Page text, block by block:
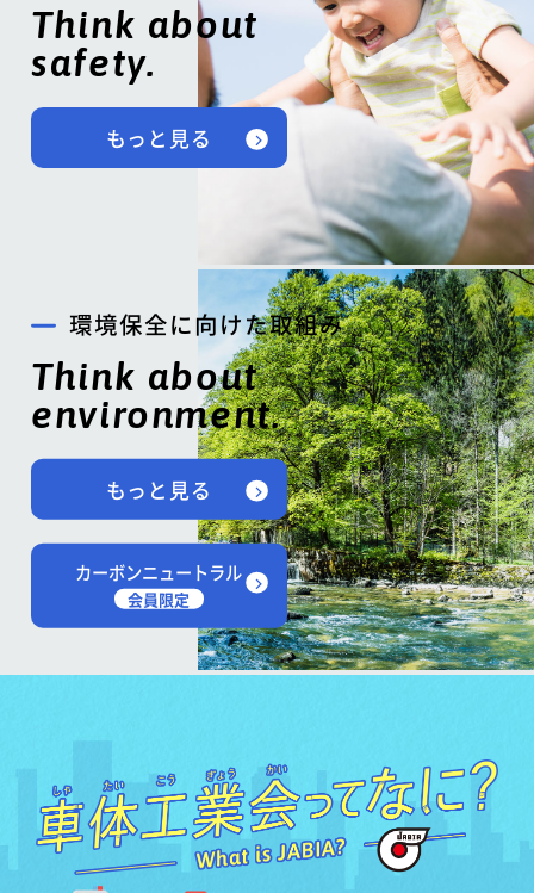
Think about
safety.
もっと見る
環境保全に向けた取組み
Think about
environment.
もっと見る
カーボンニュートラル
会員限定